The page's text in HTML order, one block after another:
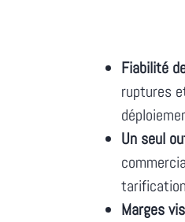
Fiabilité
ruptures
Un seul
Marges